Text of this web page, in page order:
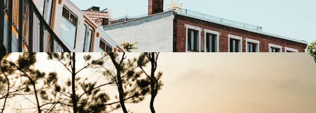
12 jours, de CHF 3300 à CHF 4400
Villes d’art, campagne, bord de mer - La face cachée
des Pays Baltes
Rouler dans des paysages doux, entre forêt et plages de sable, à la